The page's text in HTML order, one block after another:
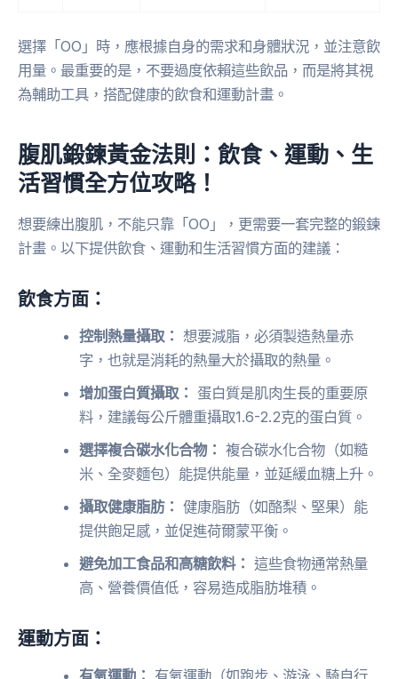
選擇「OO」時，應根據自身的需求和身體狀況，並注意飲
用量。最重要的是，不要過度依賴這些飲品，而是將其視
為輔助工具，搭配健康的飲食和運動計畫。
腹肌鍛鍊黃金法則：飲食、運動、生
活習慣全方位攻略！
想要練出腹肌，不能只靠「OO」，更需要一套完整的鍛鍊
計畫。以下提供飲食、運動和生活習慣方面的建議：
飲食方面：
控制熱量攝取： 想要減脂，必須製造熱量赤
字，也就是消耗的熱量大於攝取的熱量。
增加蛋白質攝取： 蛋白質是肌肉生長的重要原
料，建議每公斤體重攝取1.6-2.2克的蛋白質。
選擇複合碳水化合物： 複合碳水化合物（如糙
米、全麥麵包）能提供能量，並延緩血糖上升。
攝取健康脂肪： 健康脂肪（如酪梨、堅果）能
提供飽足感，並促進荷爾蒙平衡。
避免加工食品和高糖飲料： 這些食物通常熱量
高、營養價值低，容易造成脂肪堆積。
運動方面：
有氧運動： 有氧運動（如跑步、游泳、騎自行